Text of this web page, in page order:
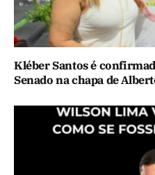
Kléber Santos é
Senado na chapa de